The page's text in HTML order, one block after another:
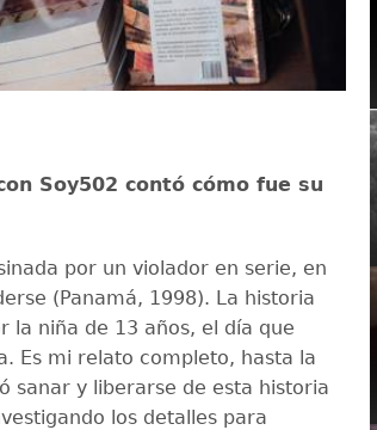
Soy502 contó cómo fue su
por un violador en serie, en
(Panamá, 1998). La historia
la niña de 13 años, el día que
Es mi relato completo, hasta la
sanar y liberarse de esta historia
los detalles para